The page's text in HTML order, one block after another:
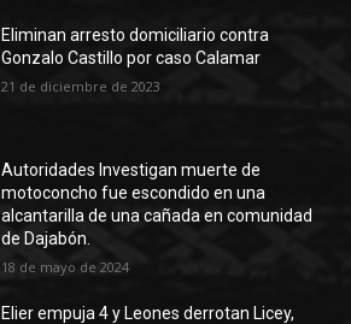
Eliminan arresto domiciliario contra
Gonzalo Castillo por caso Calamar
21 de diciembre de 2023
Autoridades Investigan muerte de
motoconcho fue escondido en una
alcantarilla de una cañada en comunidad
de Dajabón.
18 de mayo de 2024
Elier empuja 4 y Leones derrotan Licey,